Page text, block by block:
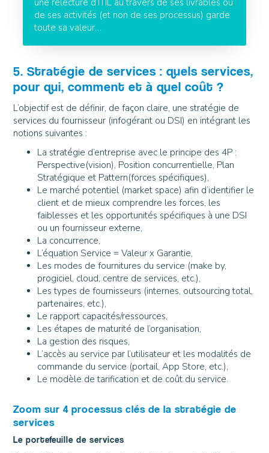
une relecture d’ITIL au travers de ses livrables ou
de ses activités (et non de ses processus) garde
toute sa valeur…
5. Stratégie de services : quels services,
pour qui, comment et à quel coût ?
L’objectif est de définir, de façon claire, une stratégie de
services du fournisseur (infogérant ou DSI) en intégrant les
notions suivantes :
La stratégie d’entreprise avec le principe des 4P :
Perspective(vision), Position concurrentielle, Plan
Stratégique et Pattern(forces spécifiques),
Le marché potentiel (market space) afin d’identifier le
client et de mieux comprendre les forces, les
faiblesses et les opportunités spécifiques à une DSI
ou un fournisseur externe,
La concurrence,
L’équation Service = Valeur x Garantie,
Les modes de fournitures du service (make by,
progiciel, cloud, centre de services, etc.),
Les types de fournisseurs (internes, outsourcing total,
partenaires, etc.),
Le rapport capacités/ressources,
Les étapes de maturité de l’organisation,
La gestion des risques,
L’accès au service par l’utilisateur et les modalités de
commande du service (portail, App Store, etc.),
Le modèle de tarification et de coût du service.
Zoom sur 4 processus clés de la stratégie de
services
Le portefeuille de services